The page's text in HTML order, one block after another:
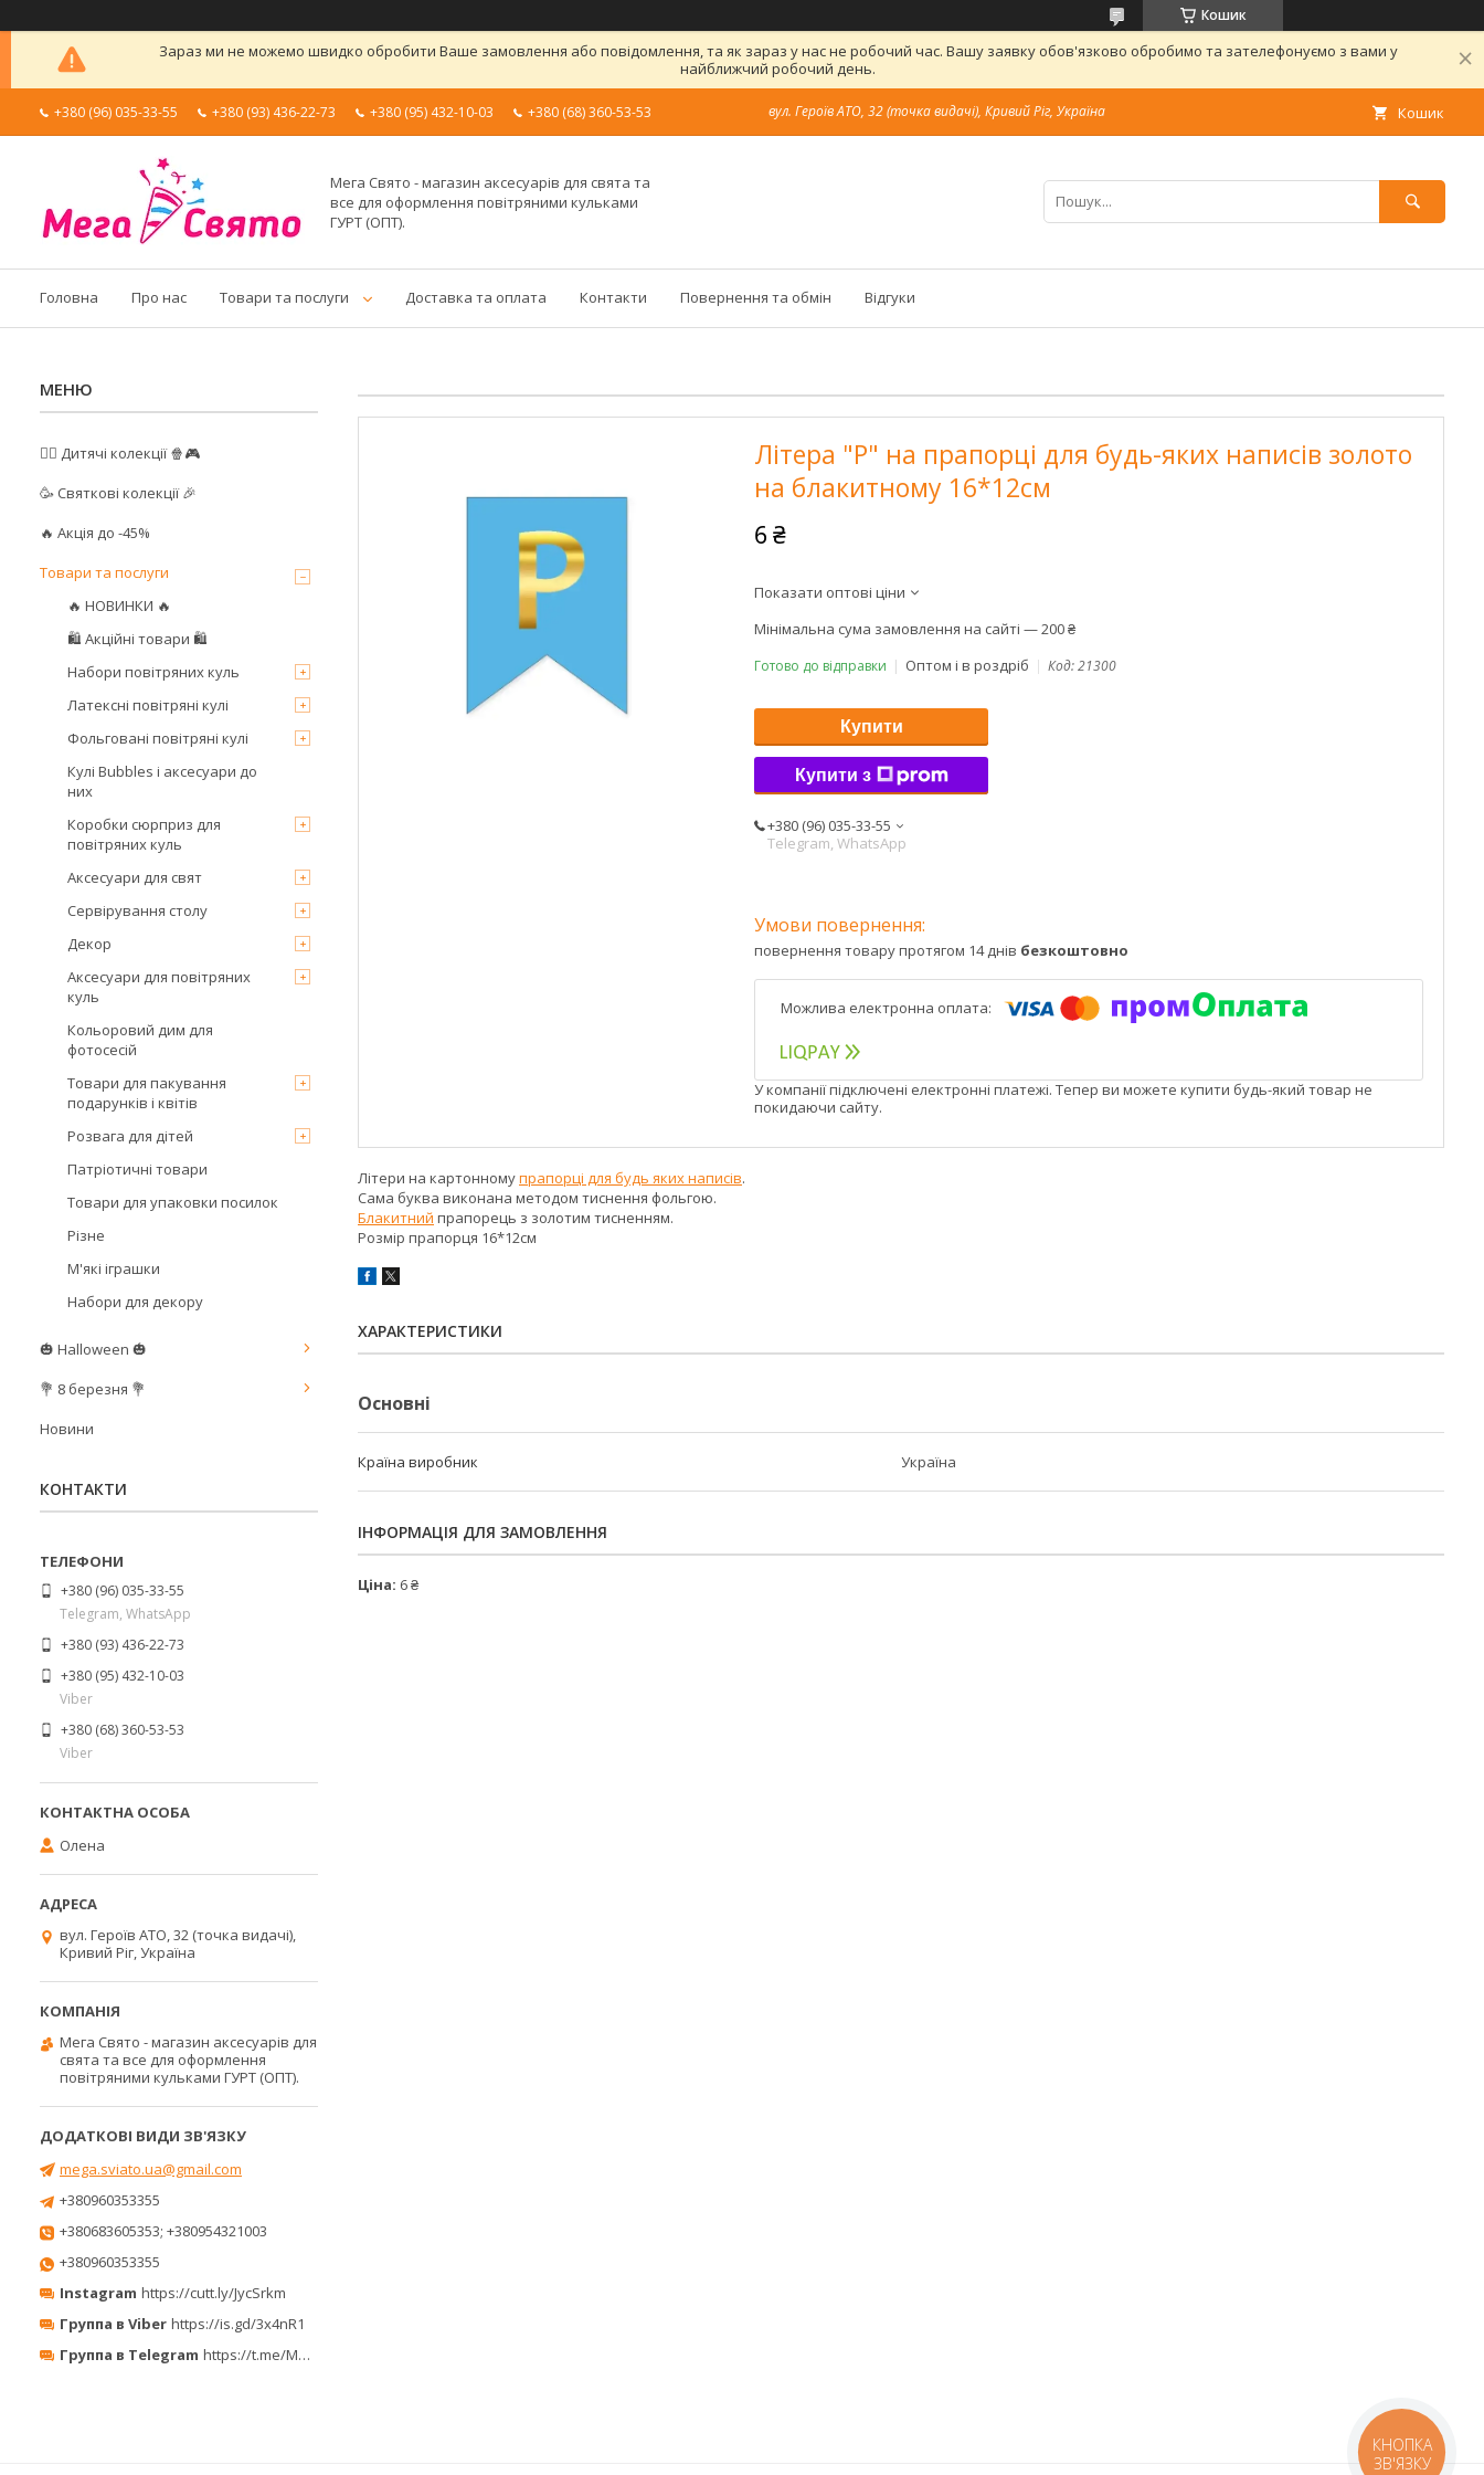
Кошик
Зараз ми не можемо швидко обробити Ваше замовлення або повідомлення, та як зараз у нас не робочий час. Вашу заявку обов'язково обробимо та зателефонуємо з вами у
найближчий робочий день.
+380 (96) 035-33-55 +380 (93) 436-22-73 +380 (95) 432-10-03 +380 (68) 360-53-53 вул. Героїв АТО, 32 (точка видачі), Кривий Ріг, Україна Кошик
Мега Свято - магазин аксесуарів для свята та
все для оформлення повітряними кульками
ГУРТ (ОПТ).
Головна Про нас Товари та послуги Доставка та оплата Контакти Повернення та обмін Відгуки
Літера "Р" на прапорці для будь-яких написів золото
на блакитному 16*12см
6 ₴
Показати оптові ціни
Мінімальна сума замовлення на сайті — 200 ₴
Готово до відправки Оптом і в роздріб Код:21300
Купити
Купити з
+380 (96) 035-33-55
Telegram, WhatsApp
повернення товару протягом 14 днів безкоштовно
У компанії підключені електронні платежі. Тепер ви можете купити будь-який товар не
покидаючи сайту.
Літери на картонномупрапорці для будь яких написів.
Сама буква виконана методом тиснення фольгою.
Блакитний прапорець з золотим тисненням.
Розмір прапорця 16*12см
ХАРАКТЕРИСТИКИ
Основні
Країна виробник Україна
ІНФОРМАЦІЯ ДЛЯ ЗАМОВЛЕННЯ
Ціна: 6 ₴
🦸‍♂️ Дитячі колекції 🍿🎮
🥳 Святкові колекції 🎉
🔥 Акція до -45%
Товари та послуги
🔥 НОВИНКИ 🔥
🛍 Акційні товари 🛍
Набори повітряних куль
Латексні повітряні кулі
Фольговані повітряні кулі
Кулі Bubbles і аксесуари до
них
Коробки сюрприз для
повітряних куль
Аксесуари для свят
Сервірування столу
Декор
Аксесуари для повітряних
куль
Кольоровий дим для
фотосесій
Товари для пакування
подарунків і квітів
Розвага для дітей
Патріотичні товари
Товари для упаковки посилок
Різне
М'які іграшки
Набори для декору
🎃 Halloween 🎃
💐 8 березня 💐
Новини
КОНТАКТИ
+380 (96) 035-33-55
Telegram, WhatsApp
+380 (93) 436-22-73
+380 (95) 432-10-03
Viber
+380 (68) 360-53-53
Viber
Олена
вул. Героїв АТО, 32 (точка видачі),
Кривий Ріг, Україна
Мега Свято - магазин аксесуарів для
свята та все для оформлення
повітряними кульками ГУРТ (ОПТ).
mega.sviato.ua@gmail.com
+380960353355
+380683605353; +380954321003
+380960353355
Instagram https://cutt.ly/JycSrkm
Группа в Viber https://is.gd/3x4nR1
Группа в Telegram https://t.me/MegaPrazdnikUA
КНОПКА
ЗВ'ЯЗКУ